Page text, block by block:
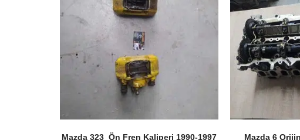
Mazda 323 Ön Fren Kaliperi 1990-1997 Mazda 6